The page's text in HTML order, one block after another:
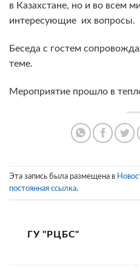
в Казахстане, но и во всем
интересующие их вопросы.
Беседа с гостем
теме.
Мероприятие прошло в
Эта запись была размещена в
постоянная ссылка.
ГУ "РЦБС"